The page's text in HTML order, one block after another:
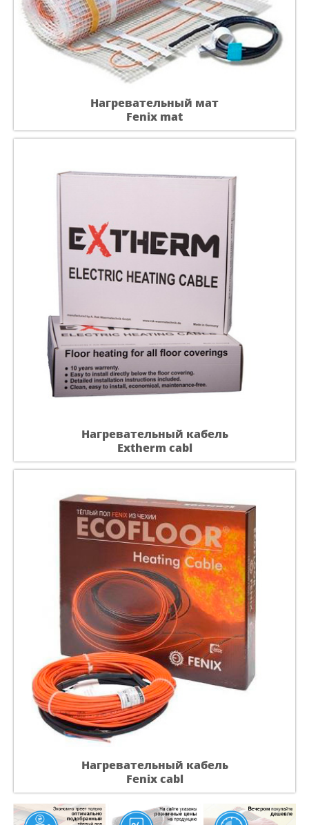
Нагревательный мат
Fenix mat
Нагревательный кабель
Extherm cabl
Нагревательный кабель
Fenix cabl